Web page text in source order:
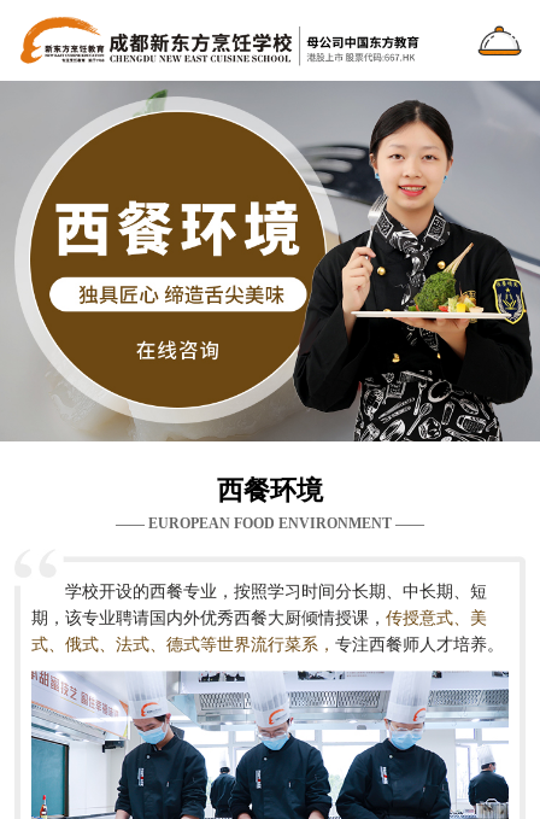
西餐环境
—— EUROPEAN FOOD ENVIRONMENT ——
学校开设的西餐专业，按照学习时间分长期、中长期、短
期，该专业聘请国内外优秀西餐大厨倾情授课， 传授意式、美
式、俄式、法式、德式等世界流行菜系， 专注西餐师人才培养。